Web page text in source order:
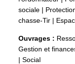
sociale
chasse-Tir
Ouvrages :
Gestion et
Social